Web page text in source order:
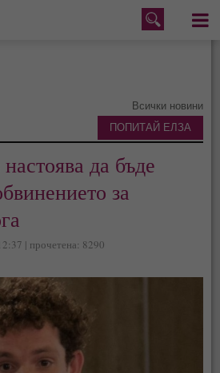
Меню
Всички новини
да бъде
за
| прочетена: 8290
ПОПИТАЙ ЕЛЗА